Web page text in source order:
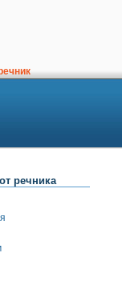
речника